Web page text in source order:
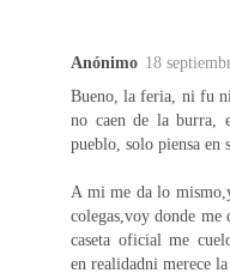
Anónimo 18
Bueno, la feria, ni fu
no caen de la burra,
pueblo, solo piensa en
A mi me da lo
colegas,voy donde me
caseta oficial me
en realidadni merece